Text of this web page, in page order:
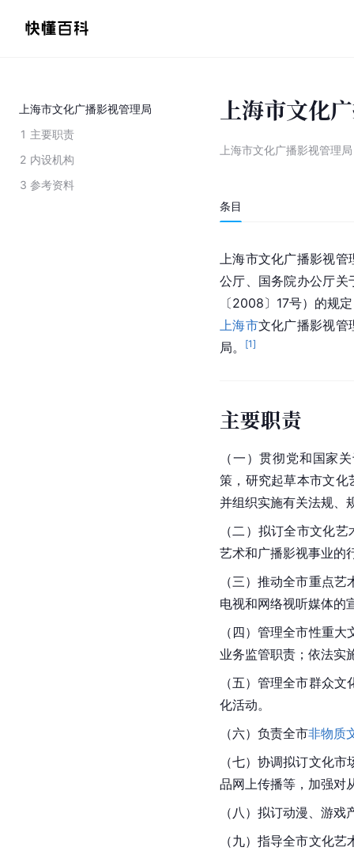
上海市文化广播影视管理局
1 主要职责
2 内设机构
3 参考资料
上海市文化
上海市文化广播影视管理局
条目
上海市文化广播影视
公厅、国务院办公厅关
〔2008〕17号）的规
上海市文化广播影视管
局。
[1]
主要职责
（一）贯彻党和国家
策，研究起草本市文化
并组织实施有关法规、
（二）拟订全市文化
艺术和广播影视事业的
（三）推动全市重点
电视和网络视听媒体的
（四）管理全市性重
业务监管职责；依法实
（五）管理全市群众
化活动。
（六）负责全市非物质
（七）协调拟订文化
品网上传播等，加强对
（八）拟订动漫、游
（九）指导全市文化